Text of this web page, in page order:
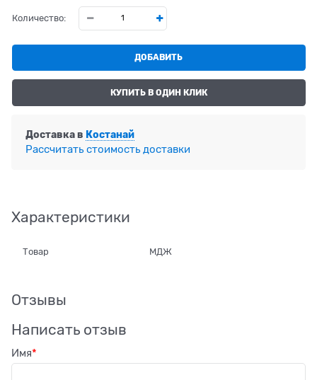
Количество:
ДОБАВИТЬ
КУПИТЬ В ОДИН КЛИК
Доставка в Костанай
Рассчитать стоимость доставки
Характеристики
Товар МДЖ
Отзывы
Написать отзыв
Имя